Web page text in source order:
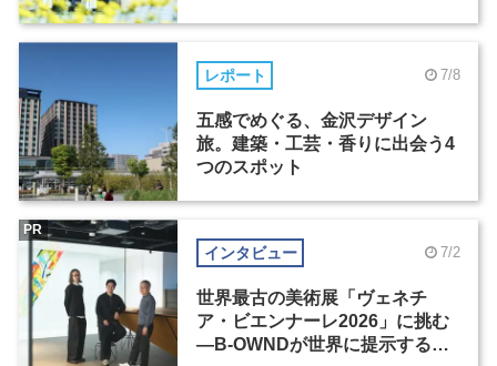
レポート 7/8
五感でめぐる、金沢デザイン
旅。建築・工芸・香りに出会う4
つのスポット
インタビュー 7/2
世界最古の美術展「ヴェネチ
ア・ビエンナーレ2026」に挑む
―B-OWNDが世界に提示する美
PR